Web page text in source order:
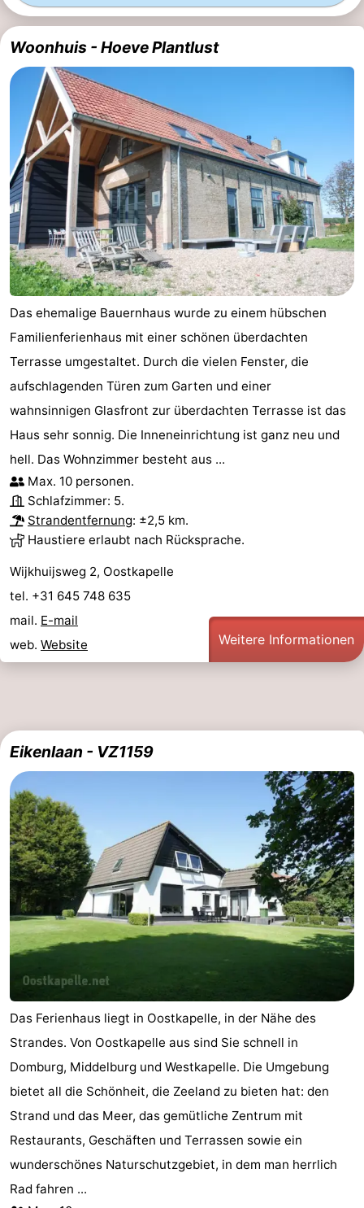
Spielplätze
-
Indoor-
Spielplätze
Bowling
Minigolfplätze
Wellness-
Zentren
Dörfer
&
Städte
Natur
Führungen
Sport
-
Schwimmbader
-
Radfahren
-
Wandern
-
Reiten
-
Reitschulen
-
Golfplatze
-
Sportangeln
Essen
und
trinken
Veranstaltungen
Ringstechen
Route
-
Parken
Reisebuchshop
Medizin
Adressen
Region
Zeeland
Schouwen-
Duiveland
-
Renesse
-
Brouwershaven
-
Bruinisse
-
Zierikzee
-
Natur
Woonhuis - Hoeve Plantlust
Das ehemalige Bauernhaus wurde zu einem hübschen
Familienferienhaus mit einer schönen überdachten
Terrasse umgestaltet. Durch die vielen Fenster, die
aufschlagenden Türen zum Garten und einer
wahnsinnigen Glasfront zur überdachten Terrasse ist das
Haus sehr sonnig. Die Inneneinrichtung ist ganz neu und
hell. Das Wohnzimmer besteht aus ...
Max. 10 personen.
Schlafzimmer: 5.
Strandentfernung: ±2,5 km.
Haustiere erlaubt nach Rücksprache.
Wijkhuijsweg 2, Oostkapelle
tel. +31 645 748 635
mail. E-mail
web. Website Weitere Informationen
Eikenlaan - VZ1159
Das Ferienhaus liegt in Oostkapelle, in der Nähe des
Strandes. Von Oostkapelle aus sind Sie schnell in
Domburg, Middelburg und Westkapelle. Die Umgebung
bietet all die Schönheit, die Zeeland zu bieten hat: den
Strand und das Meer, das gemütliche Zentrum mit
Restaurants, Geschäften und Terrassen sowie ein
wunderschönes Naturschutzgebiet, in dem man herrlich
Rad fahren ...